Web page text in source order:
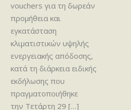
vouchers για τη δωρεάν
προμήθεια και
εγκατάσταση
κλιματιστικών υψηλής
ενεργειακής απόδοσης,
κατά τη διάρκεια ειδικής
εκδήλωσης που
πραγματοποιήθηκε
την Τετάρτη 29 […]